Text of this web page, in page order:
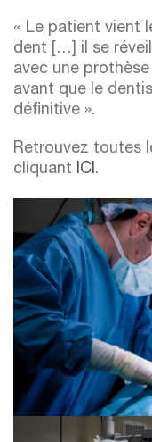
« Le patient vient
dent […] il se
avec une
avant que le
définitive ».
Retrouvez toutes
cliquant ICI.